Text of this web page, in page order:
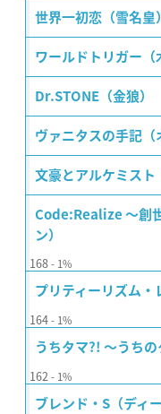
世界一初恋（雪名皇
ワールドトリガー（
Dr.STONE（金狼）
ヴァニタスの手記（
文豪とアルケミスト
Code:Realize 〜創
ン）
168 1%
プリティーリズム・
164 1%
うちタマ?! 〜うちの
162 1%
ブレンド・S（ディー